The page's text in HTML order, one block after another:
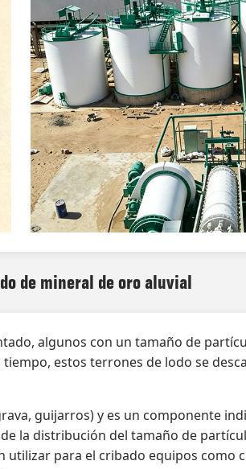
de mineral de oro aluvial
algunos con un tamaño de
estos terrones de lodo se
guijarros) y es un componente
la distribución del tamaño de
para el cribado equipos como